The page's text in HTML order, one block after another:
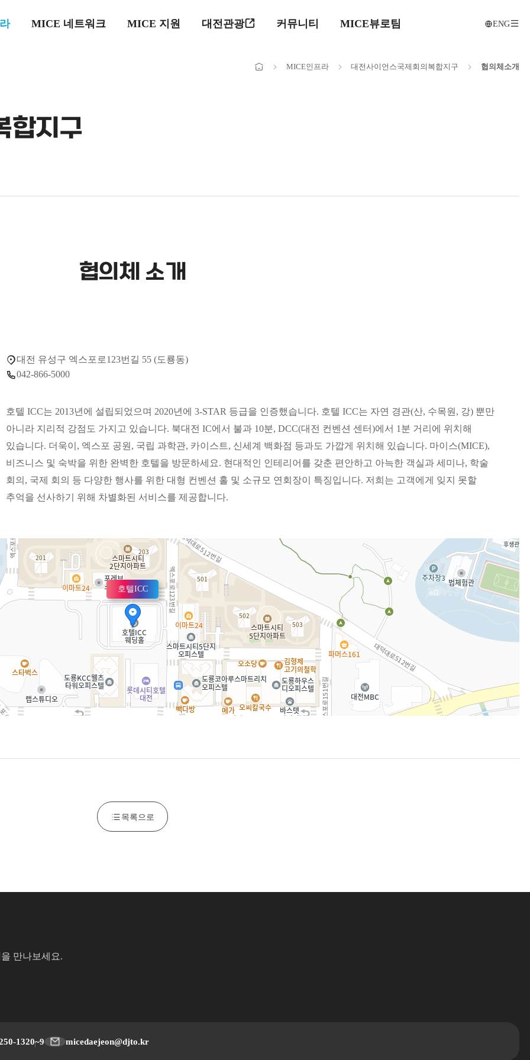
MICE 네트워크 MICE 지원 대전관광 커뮤니티 MICE뷰로팀 ENG
메인으로
MICE인프라 대전사이언스국제회의복합지구 협의체 소개
합지구
협의체 소개
대전 유성구 엑스포로123번길 55 (도룡동)
042-866-5000
호텔 ICC는 2013년에 설립되었으며 2020년에 3-STAR 등급을 인증했습니다. 호텔 ICC는 자연 경관(산, 수목원, 강) 뿐만
아니라 지리적 강점도 가지고 있습니다. 북대전 IC에서 불과 10분, DCC(대전 컨벤션 센터)에서 1분 거리에 위치해
있습니다. 더욱이, 엑스포 공원, 국립 과학관, 카이스트, 신세계 백화점 등과도 가깝게 위치해 있습니다. 마이스(MICE),
비즈니스 및 숙박을 위한 완벽한 호텔을 방문하세요. 현대적인 인테리어를 갖춘 편안하고 아늑한 객실과 세미나, 학술
회의, 국제 회의 등 다양한 행사를 위한 대형 컨벤션 홀 및 소규모 연회장이 특징입니다. 저희는 고객에게 잊지 못할
추억을 선사하기 위해 차별화된 서비스를 제공합니다.
호텔ICC
목록으로
을 만나보세요.
1320~9 micedaejeon@djto.kr